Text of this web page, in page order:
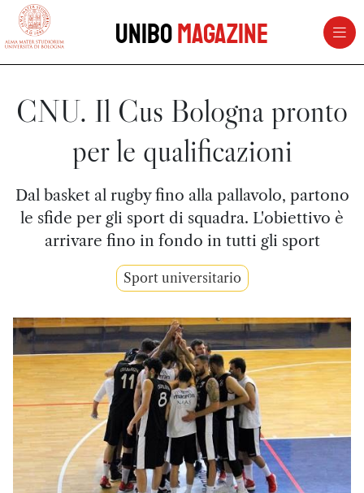
vai al contenuto della pagina
UniboMagazine
CNU. Il Cus Bologna pronto
per le qualificazioni
Dal basket al rugby fino alla pallavolo, partono
le sfide per gli sport di squadra. L'obiettivo è
arrivare fino in fondo in tutti gli sport
Sport universitario